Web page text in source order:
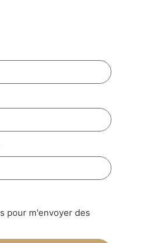
pour m'envoyer des